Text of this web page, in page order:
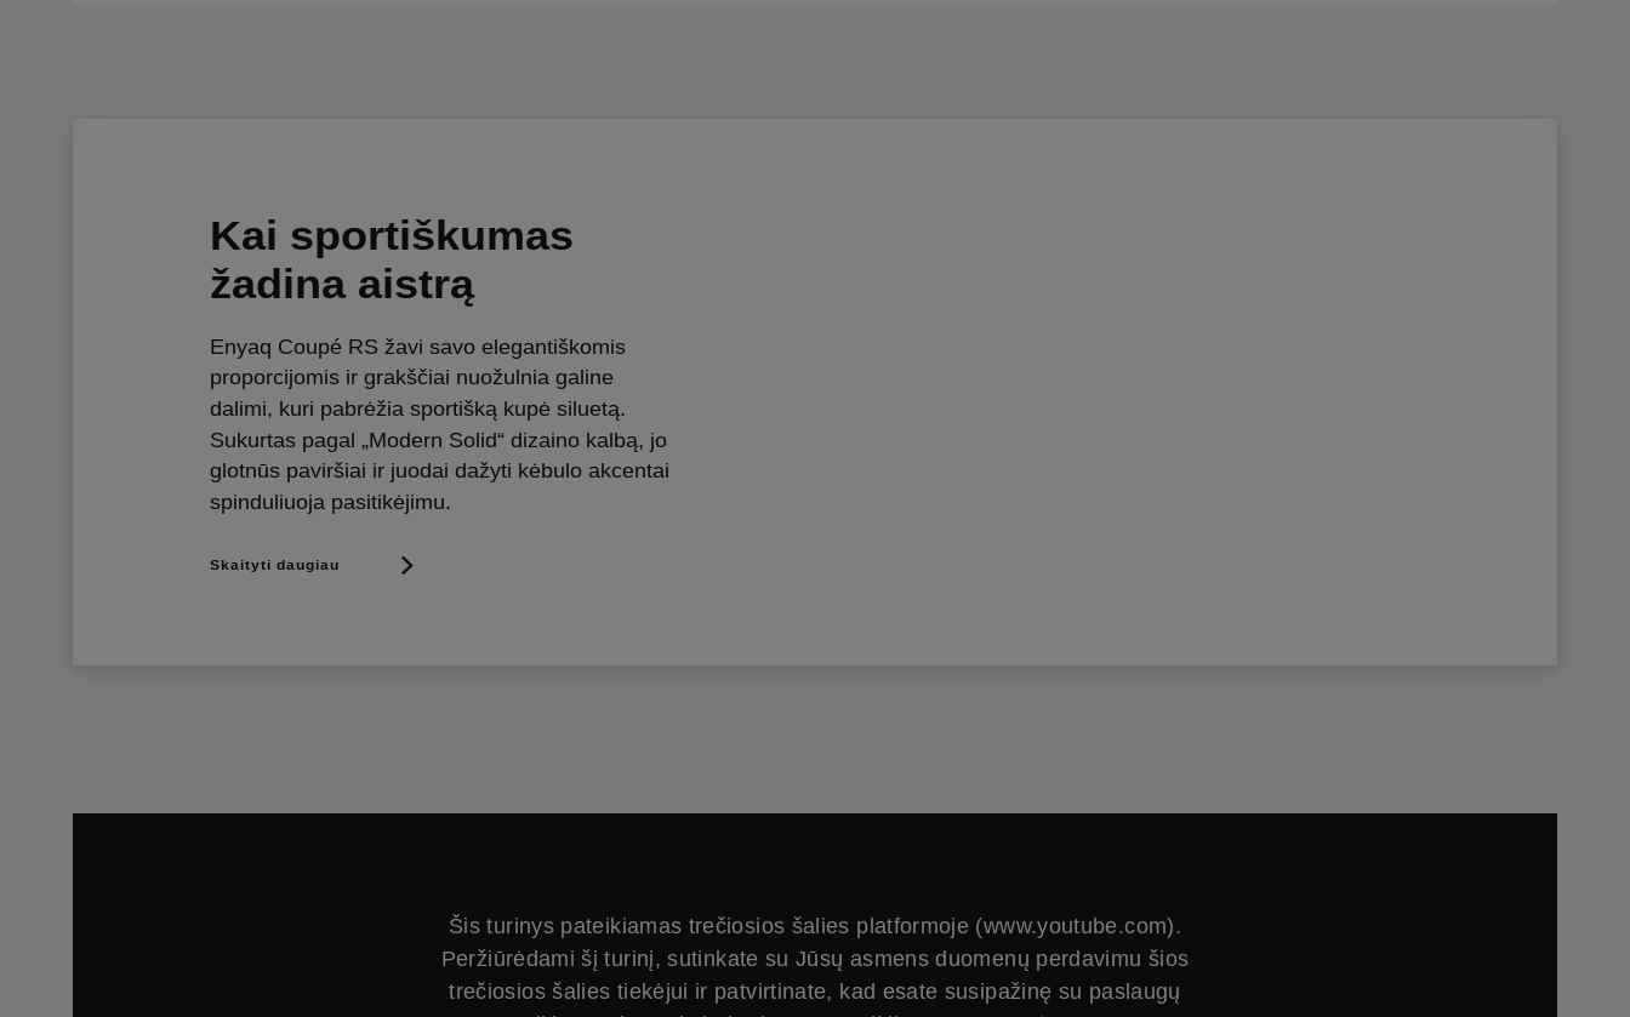
Kai sportiškumas
žadina aistrą
Enyaq Coupé RS žavi savo elegantiškomis
proporcijomis ir grakščiai nuožulnia galine
dalimi, kuri pabrėžia sportišką kupė siluetą.
Sukurtas pagal „Modern Solid“ dizaino kalbą, jo
glotnūs paviršiai ir juodai dažyti kėbulo akcentai
spinduliuoja pasitikėjimu.
Skaityti daugiau
Šis turinys pateikiamas trečiosios šalies platformoje (www.youtube.com).
Peržiūrėdami šį turinį, sutinkate su Jūsų asmens duomenų perdavimu šios
trečiosios šalies tiekėjui ir patvirtinate, kad esate susipažinę su paslaugų